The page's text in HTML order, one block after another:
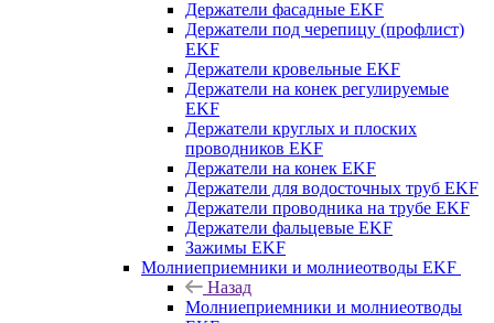
Держатели фасадные EKF
Держатели под черепицу (профлист)
EKF
Держатели кровельные EKF
Держатели на конек регулируемые
EKF
Держатели круглых и плоских
проводников EKF
Держатели на конек EKF
Держатели для водосточных труб EKF
Держатели проводника на трубе EKF
Держатели фальцевые EKF
Зажимы EKF
Молниеприемники и молниеотводы EKF
Назад
Молниеприемники и молниеотводы